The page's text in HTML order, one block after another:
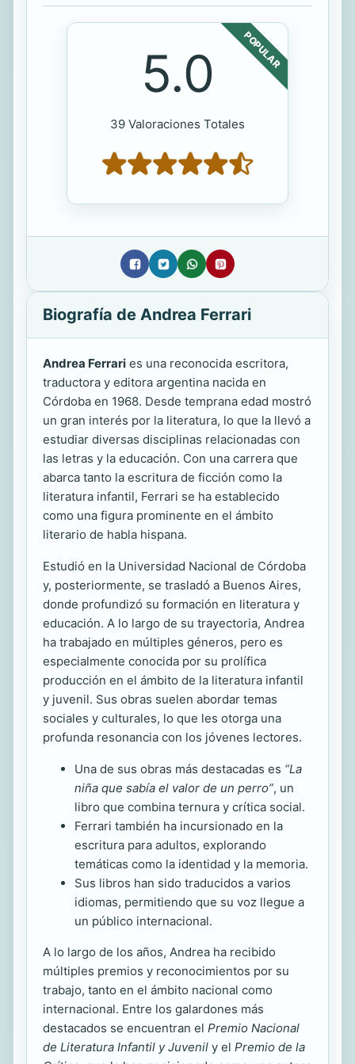
POPULAR
5.0
39 Valoraciones Totales
Biografía de Andrea Ferrari
Andrea Ferrari es una reconocida escritora,
traductora y editora argentina nacida en
Córdoba en 1968. Desde temprana edad mostró
un gran interés por la literatura, lo que la llevó a
estudiar diversas disciplinas relacionadas con
las letras y la educación. Con una carrera que
abarca tanto la escritura de ficción como la
literatura infantil, Ferrari se ha establecido
como una figura prominente en el ámbito
literario de habla hispana.
Estudió en la Universidad Nacional de Córdoba
y, posteriormente, se trasladó a Buenos Aires,
donde profundizó su formación en literatura y
educación. A lo largo de su trayectoria, Andrea
ha trabajado en múltiples géneros, pero es
especialmente conocida por su prolífica
producción en el ámbito de la literatura infantil
y juvenil. Sus obras suelen abordar temas
sociales y culturales, lo que les otorga una
profunda resonancia con los jóvenes lectores.
Una de sus obras más destacadas es “La
niña que sabía el valor de un perro”, un
libro que combina ternura y crítica social.
Ferrari también ha incursionado en la
escritura para adultos, explorando
temáticas como la identidad y la memoria.
Sus libros han sido traducidos a varios
idiomas, permitiendo que su voz llegue a
un público internacional.
A lo largo de los años, Andrea ha recibido
múltiples premios y reconocimientos por su
trabajo, tanto en el ámbito nacional como
internacional. Entre los galardones más
destacados se encuentran el Premio Nacional
de Literatura Infantil y Juvenil y el Premio de la